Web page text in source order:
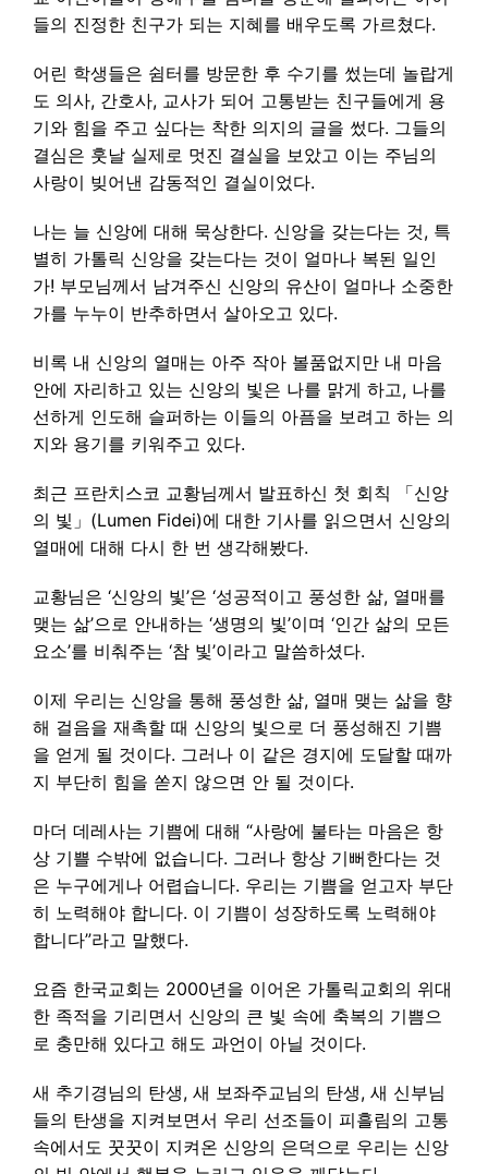
들의 진정한 친구가 되는 지혜를 배우도록 가르쳤다.
어린 학생들은 쉼터를 방문한 후 수기를 썼는데 놀랍게
도 의사, 간호사, 교사가 되어 고통받는 친구들에게 용
기와 힘을 주고 싶다는 착한 의지의 글을 썼다. 그들의
결심은 훗날 실제로 멋진 결실을 보았고 이는 주님의
사랑이 빚어낸 감동적인 결실이었다.
나는 늘 신앙에 대해 묵상한다. 신앙을 갖는다는 것, 특
별히 가톨릭 신앙을 갖는다는 것이 얼마나 복된 일인
가! 부모님께서 남겨주신 신앙의 유산이 얼마나 소중한
가를 누누이 반추하면서 살아오고 있다.
비록 내 신앙의 열매는 아주 작아 볼품없지만 내 마음
안에 자리하고 있는 신앙의 빛은 나를 맑게 하고, 나를
선하게 인도해 슬퍼하는 이들의 아픔을 보려고 하는 의
지와 용기를 키워주고 있다.
최근 프란치스코 교황님께서 발표하신 첫 회칙 「신앙
의 빛」(Lumen Fidei)에 대한 기사를 읽으면서 신앙의
열매에 대해 다시 한 번 생각해봤다.
교황님은 ‘신앙의 빛’은 ‘성공적이고 풍성한 삶, 열매를
맺는 삶’으로 안내하는 ‘생명의 빛’이며 ‘인간 삶의 모든
요소’를 비춰주는 ‘참 빛’이라고 말씀하셨다.
이제 우리는 신앙을 통해 풍성한 삶, 열매 맺는 삶을 향
해 걸음을 재촉할 때 신앙의 빛으로 더 풍성해진 기쁨
을 얻게 될 것이다. 그러나 이 같은 경지에 도달할 때까
지 부단히 힘을 쏟지 않으면 안 될 것이다.
마더 데레사는 기쁨에 대해 “사랑에 불타는 마음은 항
상 기쁠 수밖에 없습니다. 그러나 항상 기뻐한다는 것
은 누구에게나 어렵습니다. 우리는 기쁨을 얻고자 부단
히 노력해야 합니다. 이 기쁨이 성장하도록 노력해야
합니다”라고 말했다.
요즘 한국교회는 2000년을 이어온 가톨릭교회의 위대
한 족적을 기리면서 신앙의 큰 빛 속에 축복의 기쁨으
로 충만해 있다고 해도 과언이 아닐 것이다.
새 추기경님의 탄생, 새 보좌주교님의 탄생, 새 신부님
들의 탄생을 지켜보면서 우리 선조들이 피흘림의 고통
속에서도 꿋꿋이 지켜온 신앙의 은덕으로 우리는 신앙